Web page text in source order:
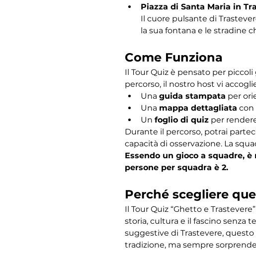
Piazza di Santa Maria in
Il cuore pulsante di
la sua fontana e le stradine
Come Funziona
Il Tour Quiz è pensato per
percorso, il nostro host vi
Una guida stampata per
Una mappa dettagliata con
Un foglio di quiz per
Durante il percorso, potrai
capacità di osservazione. La
Essendo un gioco a squadre,
persone per squadra è 2.
Perché scegliere
Il Tour Quiz “Ghetto e
storia, cultura e il fascino senza
suggestive di Trastevere,
tradizione, ma sempre